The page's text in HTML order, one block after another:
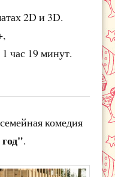
2D и 3D.
час 19 минут.
комедия
.